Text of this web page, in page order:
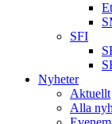
SFI
Nyheter
Aktuellt
Alla